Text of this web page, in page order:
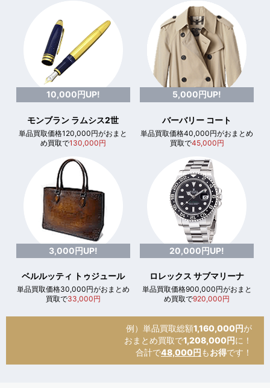
10,000円UP!
モンブラン ラムシス2世
単品買取価格120,000円がおまと
め買取で130,000円
5,000円UP!
バーバリー コート
単品買取価格40,000円がおまとめ
買取で45,000円
3,000円UP!
ベルルッティ トゥジュール
単品買取価格30,000円がおまとめ
買取で33,000円
20,000円UP!
ロレックス サブマリーナ
単品買取価格900,000円がおまと
め買取で920,000円
例）単品買取総額1,160,000円が
おまとめ買取で1,208,000円に！
合計で48,000円 もお得です！